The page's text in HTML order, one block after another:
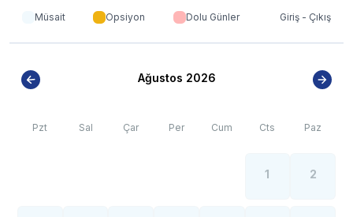
görülebilmektedir.
***BÖLGE İLE İLGİLİ KRİTİK BİLGİLER***
* Sapanca bölgesinde özellikle yaz aylarında yoğun
nüfus artışı sebebiyle; bölge genelinde nadiren de olsa
Müsait Opsiyon Dolu Günler Giriş - Çıkış
Ağustos 2026
Pzt Sal Çar Per Cum Cts Paz
1 2